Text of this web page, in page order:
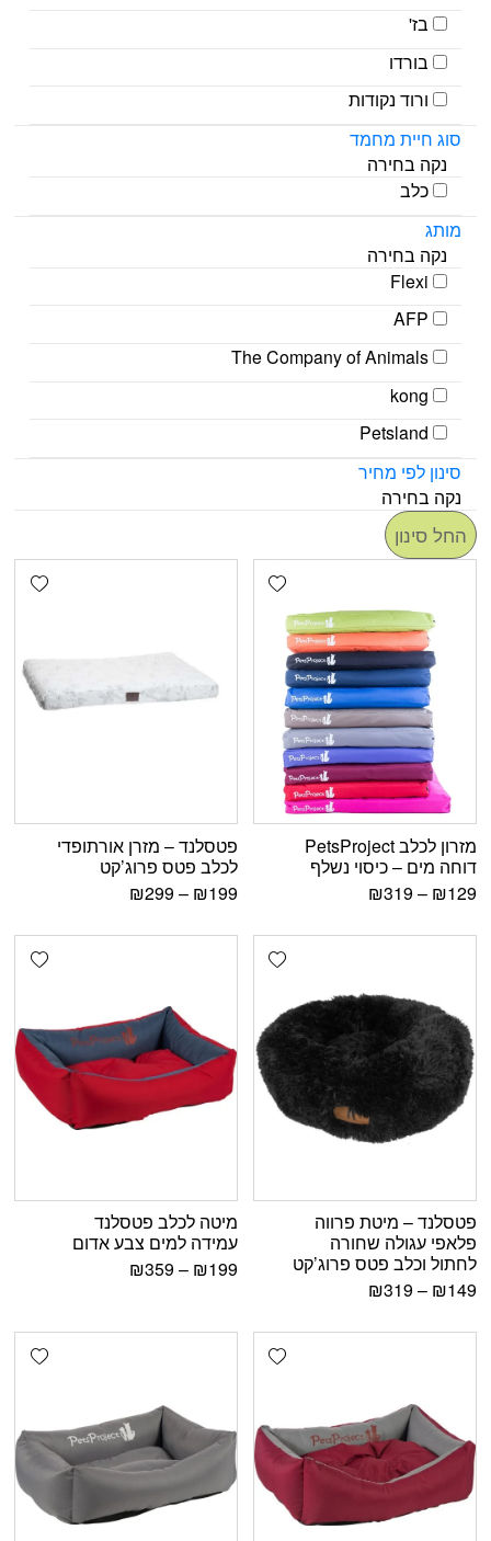
בז'
בורדו
ורוד נקודות
סוג חיית מחמד
נקה בחירה
כלב
מותג
נקה בחירה
Flexi
AFP
The Company of Animals
kong
Petsland
סינון לפי מחיר
נקה בחירה
החל סינון
Add wishlist
מזרון לכלב PetsProject
דוחה מים – כיסוי נשלף
₪129
–
₪319
פטסלנד – מזרן אורתופדי
לכלב פטס פרוג’קט
₪199
–
₪299
Add wishlist
פטסלנד – מיטת פרווה
פלאפי עגולה שחורה
לחתול וכלב פטס פרוג’קט
₪149
–
₪319
מיטה לכלב פטסלנד
עמידה למים צבע אדום
₪199
–
₪359
Add wishlist